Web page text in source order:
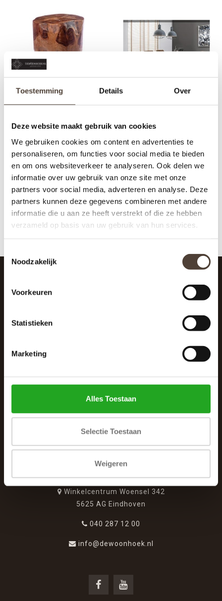
Toestemming Details Over
Deze website maakt gebruik van cookies
We gebruiken cookies om content en advertenties te
personaliseren, om functies voor social media te bieden
en om ons websiteverkeer te analyseren. Ook delen we
informatie over uw gebruik van onze site met onze
partners voor social media, adverteren en analyse. Deze
partners kunnen deze gegevens combineren met andere
informatie die u aan ze heeft verstrekt of die ze hebben
verzameld op basis van uw gebruik van hun services.
Noodzakelijk
Voorkeuren
Statistieken
Marketing
Alles Toestaan
Selectie Toestaan
Weigeren
RAVI - BOOMSTAM
€72,50
EETKAMERTAFEL -
€1.175,00
SCHRIJF JE IN VOOR DE NIEUWSBRIEF
Winkelcentrum Woensel 342
5625 AG Eindhoven
040 287 12 00
info@dewoonhoek.nl